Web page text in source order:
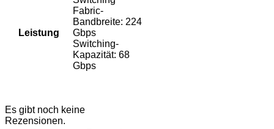
Leistung
Fabric-
Bandbreite: 224
Gbps
Switching-
Kapazität: 68
Gbps
Es gibt noch keine
Rezensionen.